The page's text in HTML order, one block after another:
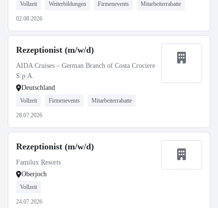
Vollzeit Weiterbildungen Firmenevents Mitarbeiterrabatte
02.08.2026
Rezeptionist (m/w/d)
AIDA Cruises – German Branch of Costa Crociere
S.p.A.
Deutschland
Vollzeit Firmenevents Mitarbeiterrabatte
28.07.2026
Rezeptionist (m/w/d)
Familux Resorts
Oberjoch
Vollzeit
24.07.2026